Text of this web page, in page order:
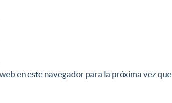
en este navegador para la próxima vez que